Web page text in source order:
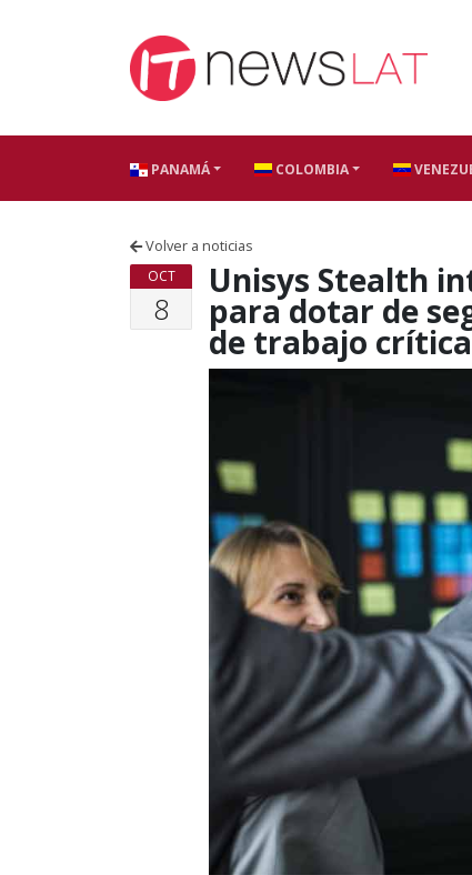
PANAMÁ COLOMBIA
Volver a noticias
OCT
8
Unisys Stealth
para dotar de
de trabajo